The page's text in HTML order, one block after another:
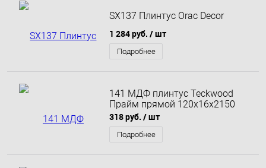
SX137 Плинтус Orac Decor
1 284 руб. / шт
Подробнее
141 МДФ плинтус Teckwood
Прайм прямой 120х16х2150
318 руб. / шт
Подробнее